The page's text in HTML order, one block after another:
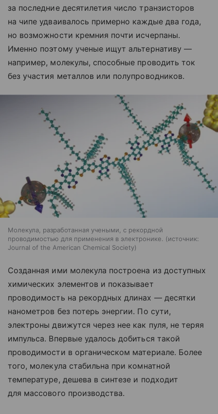
за последние десятилетия число транзисторов
на чипе удваивалось примерно каждые два года,
но возможности кремния почти исчерпаны.
Именно поэтому ученые ищут альтернативу —
например, молекулы, способные проводить ток
без участия металлов или полупроводников.
Молекула, разработанная учеными, с рекордной
проводимостью для применения в электронике.
источник:
Journal of the American Chemical Society
Созданная ими молекула построена из доступных
химических элементов и показывает
проводимость на рекордных длинах — десятки
нанометров без потерь энергии. По сути,
электроны движутся через нее как пуля, не теряя
импульса. Впервые удалось добиться такой
проводимости в органическом материале. Более
того, молекула стабильна при комнатной
температуре, дешева в синтезе и подходит
для массового производства.